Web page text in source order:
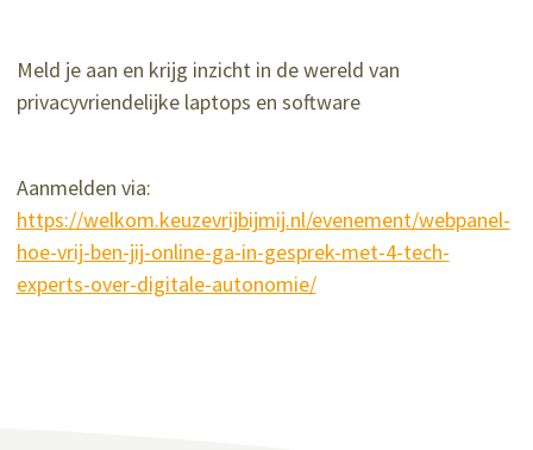
Meld je aan en krijg inzicht in de wereld van
privacyvriendelijke laptops en software
Aanmelden via:
https://welkom.keuzevrijbijmij.nl/evenement/webpanel-
hoe-vrij-ben-jij-online-ga-in-gesprek-met-4-tech-
experts-over-digitale-autonomie/